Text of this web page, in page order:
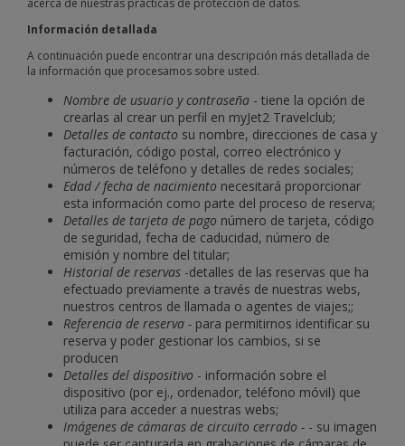
acerca de nuestras prácticas de protección de datos.
Información detallada
A continuación puede encontrar una descripción más detallada de
la información que procesamos sobre usted.
Nombre de usuario y contraseña - tiene la opción de
crearlas al crear un perfil en myJet2 Travelclub;
Detalles de contacto su nombre, direcciones de casa y
facturación, código postal, correo electrónico y
números de teléfono y detalles de redes sociales;
Edad / fecha de nacimiento necesitará proporcionar
esta información como parte del proceso de reserva;
Detalles de tarjeta de pago número de tarjeta, código
de seguridad, fecha de caducidad, número de
emisión y nombre del titular;
Historial de reservas -detalles de las reservas que ha
efectuado previamente a través de nuestras webs,
nuestros centros de llamada o agentes de viajes;;
Referencia de reserva - para permitirnos identificar su
reserva y poder gestionar los cambios, si se
producen
Detalles del dispositivo - información sobre el
dispositivo (por ej., ordenador, teléfono móvil) que
utiliza para acceder a nuestras webs;
Imágenes de cámaras de circuito cerrado - - su imagen